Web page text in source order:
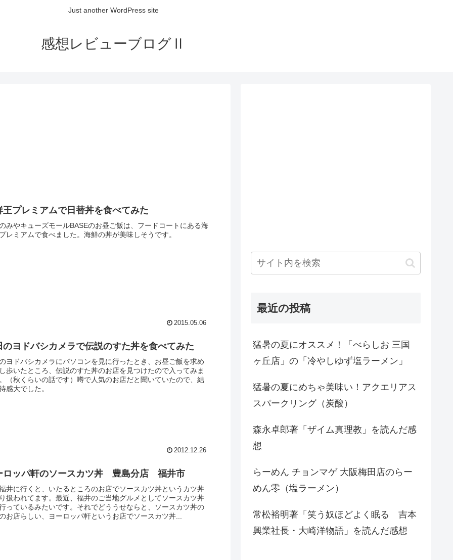
Just another WordPress site
感想レビューブログⅡ
王プレミアムで日替丼を食べてみた
みやキューズモールBASEのお昼ご飯は、フードコートにある海
レミアムで食べました。海鮮の丼が美味しそうです。
2015.05.06
のヨドバシカメラで伝説のすた丼を食べてみた
ヨドバシカメラにパソコンを見に行ったとき、お昼ご飯を求め
歩いたところ、伝説のすた丼のお店を見つけたので入ってみま
（秋くらいの話です）噂で人気のお店だと聞いていたので、結
感大でした。
2012.12.26
ロッパ軒のソースカツ丼 豊島分店 福井市
井に行くと、いたるところのお店でソースカツ丼というカツ丼
扱われてます。最近、福井のご当地グルメとしてソースカツ丼
っているみたいです。それでどううせならと、ソースカツ丼の
お店らしい、ヨーロッパ軒というお店でソースカツ丼...
最近の投稿
猛暑の夏にオススメ！「べらしお 三国
ヶ丘店」の「冷やしゆず塩ラーメン」
猛暑の夏にめちゃ美味い！アクエリアス
スパークリング（炭酸）
森永卓郎著「ザイム真理教」を読んだ感
想
らーめん チョンマゲ 大阪梅田店のらー
めん零（塩ラーメン）
常松裕明著「笑う奴ほどよく眠る 吉本
興業社長・大崎洋物語」を読んだ感想